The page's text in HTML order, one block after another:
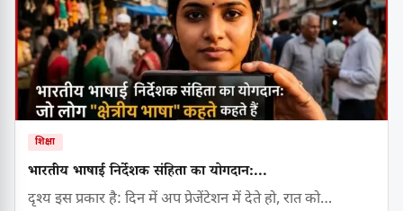
शिक्षा
भारतीय भाषाई निर्देशक संहिता का योगदान:...
दृश्य इस प्रकार है: दिन में अप प्रेजेंटेशन में देते हो, रात को…